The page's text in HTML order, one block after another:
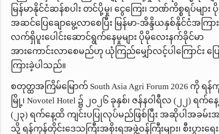
မြန်မာနိုင်ငံဆန်စပါး တင်ပို့မှု၊ ငွေကြေး၊ ဘဏ်ကိစ္စရပ်များ
အဆင်ပြေချောမွေ့လာစေပြီး မြန်မာ-အိန္ဒိယနှစ်နိုင်ငံအကြား
လက်ရှိပူးပေါင်းဆောင်ရွက်နေမှုများ ပိုမိုလေးနက်ခိုင်မာ
အားကောင်းလာစေမည်ဟု ယုံကြည်မျှော်လင့်ပါကြောင်း ပြ
ကြားခဲ့ပါသည်။
စတုတ္ထအကြိမ်မြောက် South Asia Agri Forum 2026 ကို ရန်
မြို့၊Novotel Hotel ၌
၂၀၂၆ ခုနှစ်၊ ဇန်နဝါရီလ (၂၂) ရက်န
(၂၃) ရက်နေ့ထိ ကျင်းပပြုလုပ်မည်ဖြစ်ပြီး အဆိုပါအခမ်းအ
သို့ ရန်ကုန်တိုင်းဒေသကြီးအစိုးရအဖွဲ့ဝန်ကြီးများ၊ စီးပွားရေ